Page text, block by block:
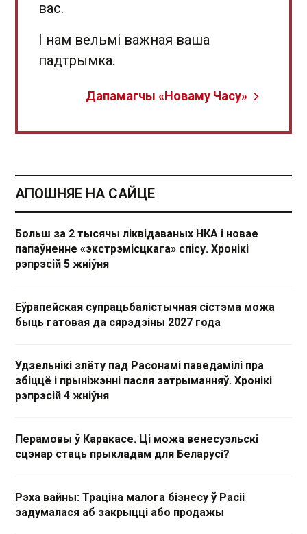
вас.
І нам вельмі важная ваша
падтрымка.
Дапамагчы «Новаму Часу»
АПОШНЯЕ НА САЙЦЕ
Больш за 2 тысячы ліквідаваных НКА і новае
папаўненне «экстрэмісцкага» спісу. Хронікі
рэпрэсій 5 жніўня
Еўрапейская супрацьбалістычная сістэма можа
быць гатовая да сярэдзіны 2027 года
Удзельнікі злёту пад Расонамі паведамілі пра
збіццё і прыніжэнні пасля затрыманняў. Хронікі
рэпрэсій 4 жніўня
Перамовы ў Каракасе. Ці можа венесуэльскі
сцэнар стаць прыкладам для Беларусі?
Рэха вайны: Траціна малога бізнесу ў Расіі
задумалася аб закрыцці або продажы